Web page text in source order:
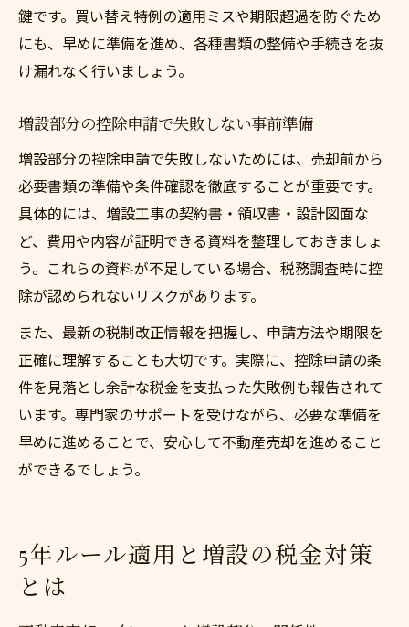
鍵です。買い替え特例の適用ミスや期限超過を防ぐため
にも、早めに準備を進め、各種書類の整備や手続きを抜
け漏れなく行いましょう。
増設部分の控除申請で失敗しない事前準備
増設部分の控除申請で失敗しないためには、売却前から
必要書類の準備や条件確認を徹底することが重要です。
具体的には、増設工事の契約書・領収書・設計図面な
ど、費用や内容が証明できる資料を整理しておきましょ
う。これらの資料が不足している場合、税務調査時に控
除が認められないリスクがあります。
また、最新の税制改正情報を把握し、申請方法や期限を
正確に理解することも大切です。実際に、控除申請の条
件を見落とし余計な税金を支払った失敗例も報告されて
います。専門家のサポートを受けながら、必要な準備を
早めに進めることで、安心して不動産売却を進めること
ができるでしょう。
5年ルール適用と増設の税金対策
とは